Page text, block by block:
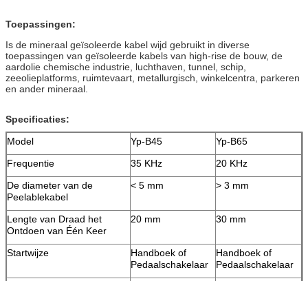
Toepassingen:
Is de mineraal geïsoleerde kabel wijd gebruikt in diverse
toepassingen van geïsoleerde kabels van high-rise de bouw, de
aardolie chemische industrie, luchthaven, tunnel, schip,
zeeolieplatforms, ruimtevaart, metallurgisch, winkelcentra, parkeren
en ander mineraal.
Specificaties:
Model
Yp-B45
Yp-B65
Frequentie
35 KHz
20 KHz
De diameter van de
Peelablekabel
< 5 mm > 3 mm
Lengte van Draad het
Ontdoen van Één Keer
20 mm 30 mm
Startwijze
Handboek of
Pedaalschakelaar
Handboek of
Pedaalschakelaar